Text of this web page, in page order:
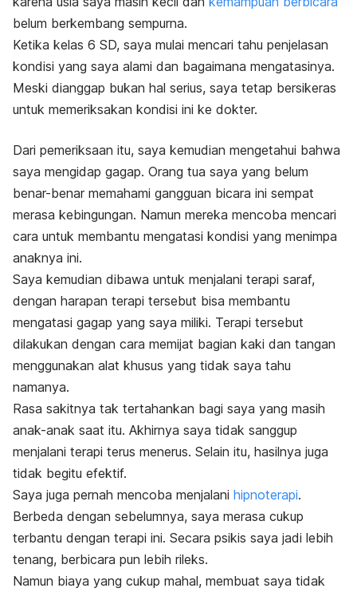
belum berkembang sempurna.
Ketika kelas 6 SD, saya mulai mencari tahu penjelasan
kondisi yang saya alami dan bagaimana mengatasinya.
Meski dianggap bukan hal serius, saya tetap bersikeras
untuk memeriksakan kondisi ini ke dokter.
Dari pemeriksaan itu, saya kemudian mengetahui bahwa
saya mengidap gagap. Orang tua saya yang belum
benar-benar memahami gangguan bicara ini sempat
merasa kebingungan. Namun mereka mencoba mencari
cara untuk membantu mengatasi kondisi yang menimpa
anaknya ini.
Saya kemudian dibawa untuk menjalani terapi saraf,
dengan harapan terapi tersebut bisa membantu
mengatasi gagap yang saya miliki. Terapi tersebut
dilakukan dengan cara memijat bagian kaki dan tangan
menggunakan alat khusus yang tidak saya tahu
namanya.
Rasa sakitnya tak tertahankan bagi saya yang masih
anak-anak saat itu. Akhirnya saya tidak sanggup
menjalani terapi terus menerus. Selain itu, hasilnya juga
tidak begitu efektif.
Saya juga pernah mencoba menjalani hipnoterapi.
Berbeda dengan sebelumnya, saya merasa cukup
terbantu dengan terapi ini. Secara psikis saya jadi lebih
tenang, berbicara pun lebih rileks.
Namun biaya yang cukup mahal, membuat saya tidak